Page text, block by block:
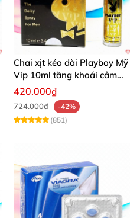
Chai xịt kéo dài Playboy Mỹ
Vip 10ml tăng khoái cảm
nam
420.000₫
724.000₫
-42%
(851)